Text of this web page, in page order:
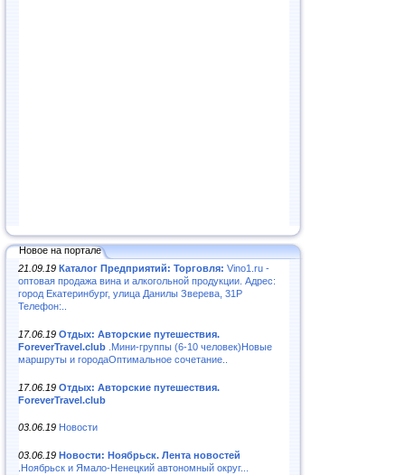
Новое на портале
21.09.19 Каталог Предприятий: Торговля: Vino1.ru -
оптовая продажа вина и алкогольной продукции. Адрес:
город Екатеринбург, улица Данилы Зверева, 31Р
Телефон:..
17.06.19 Отдых: Авторские путешествия.
ForeverTravel.club .Мини-группы (6-10 человек)Новые
маршруты и городаОптимальное сочетание..
17.06.19 Отдых: Авторские путешествия.
ForeverTravel.club
03.06.19 Новости
03.06.19 Новости: Ноябрьск. Лента новостей
.Ноябрьск и Ямало-Ненецкий автономный округ...